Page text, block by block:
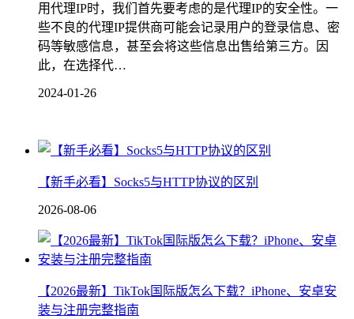
用代理IP时，我们首先要考虑的是代理IP的安全性。一
些不良的代理IP提供商可能会记录用户的登录信息、密
码等敏感信息，甚至会将这些信息出售给第三方。因
此，在选择代…
2024-01-26
【新手必看】Socks5与HTTP协议的区别
2026-08-06
【2026最新】TikTok国际版怎么下载？iPhone、安卓安
装与注册完整指南